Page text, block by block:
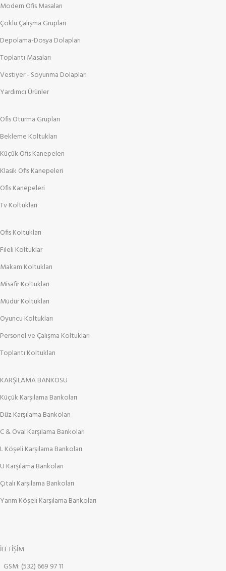
Modern Ofis Masaları
Çoklu Çalışma Grupları
Depolama-Dosya Dolapları
Toplantı Masaları
Vestiyer - Soyunma Dolapları
Yardımcı Ürünler
Ofis Oturma Grupları
Bekleme Koltukları
Küçük Ofis Kanepeleri
Klasik Ofis Kanepeleri
Ofis Kanepeleri
Tv Koltukları
Ofis Koltukları
Fileli Koltuklar
Makam Koltukları
Misafir Koltukları
Müdür Koltukları
Oyuncu Koltukları
Personel ve Çalışma Koltukları
Toplantı Koltukları
KARŞILAMA BANKOSU
Küçük Karşılama Bankoları
Düz Karşılama Bankoları
C & Oval Karşılama Bankoları
L Köşeli Karşılama Bankoları
U Karşılama Bankoları
Çıtalı Karşılama Bankoları
Yarım Köşeli Karşılama Bankoları
İLETİŞİM
GSM: (532) 669 97 11